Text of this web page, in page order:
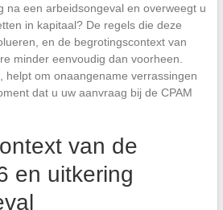
na een arbeidsongeval en overweegt u
in kapitaal? De regels die deze
en de begrotingscontext van
minder eenvoudig dan voorheen.
helpt om onaangename verrassingen
dat u uw aanvraag bij de CPAM
van de
en uitkering